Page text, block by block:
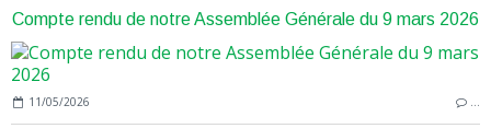
Compte rendu de notre Assemblée Générale du 9 mars 2026
11/05/2026 …